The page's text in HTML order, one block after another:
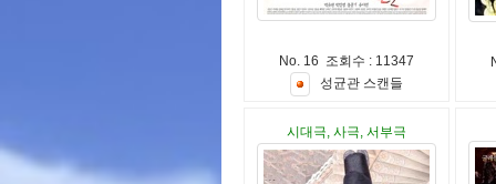
No. 16 조회수 : 11347
성균관 스캔들
시대극, 사극, 서부극